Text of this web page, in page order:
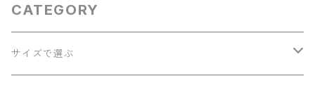
CATEGORY
サイズで選ぶ